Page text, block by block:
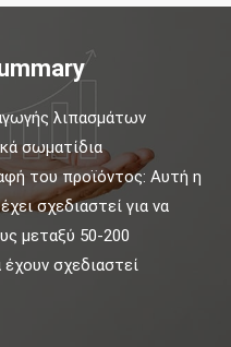
λιπασμάτων
σωματίδια
του προϊόντος: Αυτή η
σχεδιαστεί για να
μεταξύ 50-200
σχεδιαστεί